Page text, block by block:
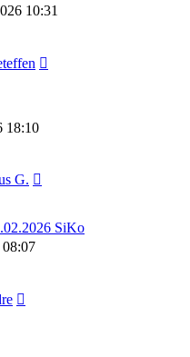
10:31
18:10
G.
SiKo